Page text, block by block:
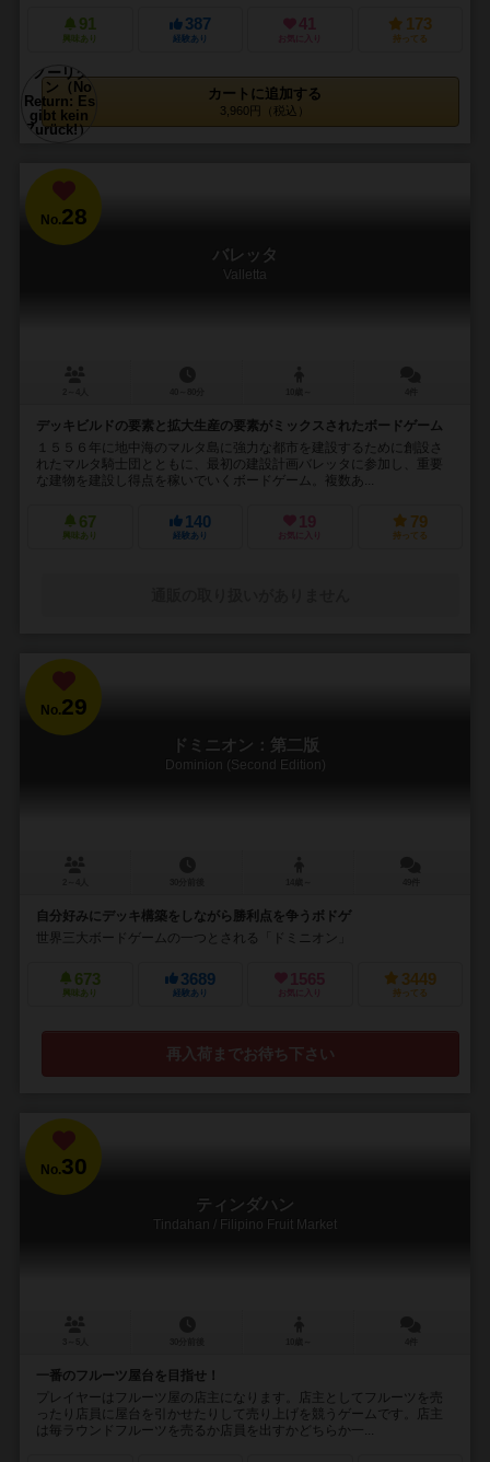
91
興味あり
387
経験あり
41
お気に入り
173
持ってる
カートに追加する
3,960円（税込）
No.28
バレッタ
Valletta
デッキビルドの要素と拡大生産の要素がミックスされたボードゲーム
１５５６年に地中海のマルタ島に強力な都市を建設するために創設さ
れたマルタ騎士団とともに、最初の建設計画バレッタに参加し、重要
な建物を建設し得点を稼いでいくボードゲーム。複数あ...
67
興味あり
140
経験あり
19
お気に入り
79
持ってる
No.29
ドミニオン：第二版
Dominion (Second Edition)
自分好みにデッキ構築をしながら勝利点を争うボドゲ
世界三大ボードゲームの一つとされる「ドミニオン」
673
興味あり
3689
経験あり
1565
お気に入り
3449
持ってる
再入荷までお待ち下さい
No.30
ティンダハン
Tindahan / Filipino Fruit Market
一番のフルーツ屋台を目指せ！
プレイヤーはフルーツ屋の店主になります。店主としてフルーツを売
ったり店員に屋台を引かせたりして売り上げを競うゲームです。店主
は毎ラウンドフルーツを売るか店員を出すかどちらか一...